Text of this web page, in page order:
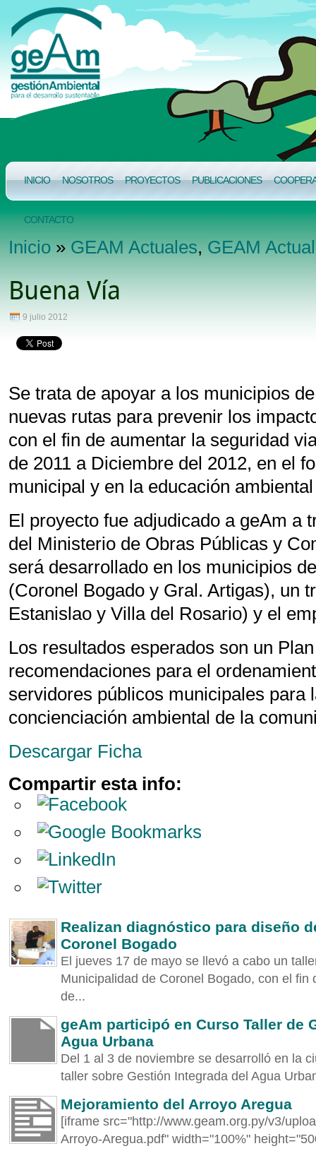
INICIO NOSOTROS PROYECTOS PUBLICACIONES
CONTACTO
Inicio»GEAM Actuales,GEAM
Buena Vía
9 julio 2012
Se trata de apoyar a los municipios
nuevas rutas para prevenir los
con el fin de aumentar la seguridad
de 2011 a Diciembre del 2012, en el
municipal y en la educación
El proyecto fue adjudicado a geAm a
del Ministerio de Obras Públicas y
será desarrollado en los municipios
(Coronel Bogado y Gral. Artigas), un
Estanislao y Villa del Rosario) y el
Los resultados esperados son un
recomendaciones para el
servidores públicos municipales para
concienciación ambiental de la
Descargar Ficha
Compartir esta info:
Realizan diagnóstico para diseño
Coronel Bogado
El jueves 17 de mayo se llevó a cabo un
Municipalidad de Coronel Bogado, con el fin
de...
geAm participó en Curso Taller de
Agua Urbana
Del 1 al 3 de noviembre se desarrolló en la
taller sobre Gestión Integrada del Agua
Mejoramiento del Arroyo Aregua
[iframe src="http://www.geam.org.py/v3/
Arroyo-Aregua.pdf" width="100%"